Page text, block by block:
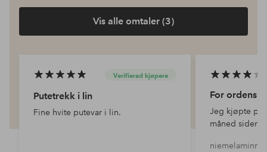
Vis alle omtaler (3)
Verifierad kjøpere
Putetrekk i lin
Fine hvite putevar i lin.
For ordens
Jeg kjøpte
måned